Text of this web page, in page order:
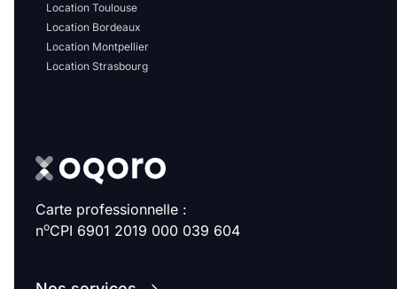
Ascenseur Gardien
Local à vélo
Promotions
Location Toulouse
Location Bordeaux
Location Montpellier
Location Strasbourg
Carte professionnelle :
noCPI 6901 2019 000 039 604